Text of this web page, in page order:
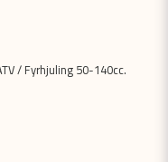
/ Fyrhjuling 50-140cc.